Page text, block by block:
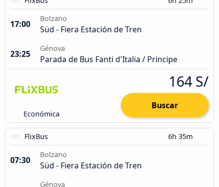
17:00
Bolzano
Süd - Fiera Estación de Tren
23:25
Génova
Parada de Bus Fanti d'Italia / Principe
Económica
164 S/
Buscar
FlixBus 6h 35m
07:30
Bolzano
Süd - Fiera Estación de Tren
Génova